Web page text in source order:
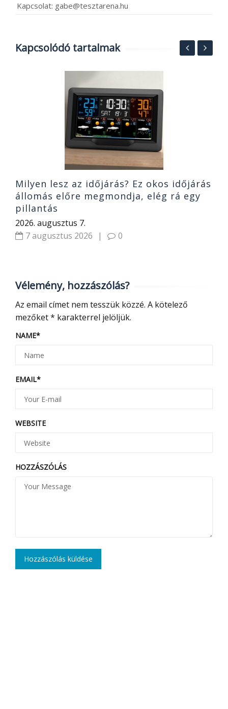
Kapcsolat: gabe@tesztarena.hu
Kapcsolódó tartalmak
Milyen lesz az időjárás? Ez okos időjárás
állomás előre megmondja, elég rá egy
pillantás
2026. augusztus 7.
7 augusztus 2026
| 0
Vélemény, hozzászólás?
Az email címet nem tesszük közzé. A kötelező
mezőket* karakterrel jelöljük.
NAME*
EMAIL*
WEBSITE
HOZZÁSZÓLÁS